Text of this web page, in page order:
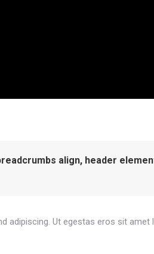
align, header
adipiscing. Ut egestas eros sit amet